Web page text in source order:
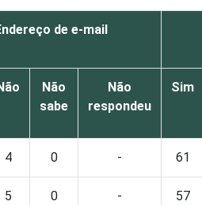
de e-mail
Não
sabe
Não
respondeu
Sim
4 0 - 61
5 0 - 57